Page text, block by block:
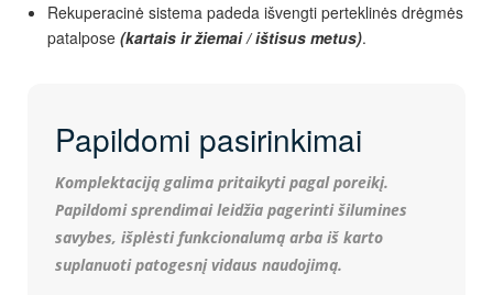
Rekuperacinė sistema padeda išvengti perteklinės drėgmės
patalpose (kartais ir žiemai / ištisus metus).
Papildomi pasirinkimai
Komplektaciją galima pritaikyti pagal poreikį.
Papildomi sprendimai leidžia pagerinti šilumines
savybes, išplėsti funkcionalumą arba iš karto
suplanuoti patogesnį vidaus naudojimą.